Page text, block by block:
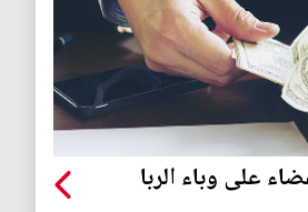
على وباء الربا